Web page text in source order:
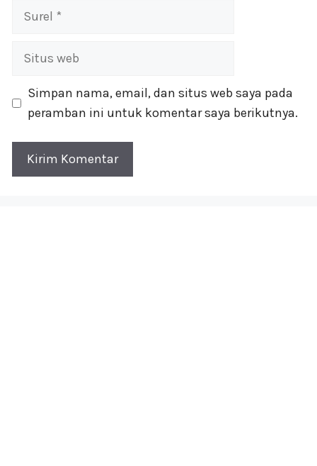
Surel
Situs
Simpan nama, email, dan situs web saya pada
peramban ini untuk komentar saya berikutnya.